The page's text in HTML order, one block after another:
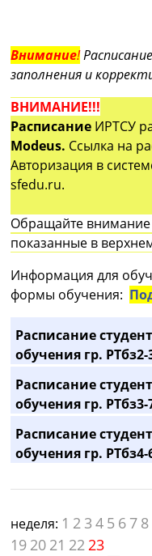
Внимание!
заполнения и
ВНИМАНИЕ!!!
Расписание ИРТСУ
Modeus. Ссылка на
Авторизация в
sfedu.ru.
Обращайте внимание
показанные в
Информация для
формы обучения:
Расписание
обучения гр.
Расписание
обучения гр.
Расписание
обучения гр.
неделя: 1 2 3 4 5 6 7 8
19 20 21 2223